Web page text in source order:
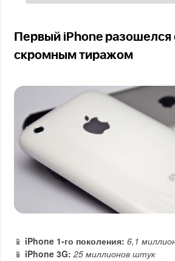
Первый iPhone
скромным тиражом
📱 iPhone 1-го поколения: 6,1
📱 iPhone 3G: 25 миллионов штук